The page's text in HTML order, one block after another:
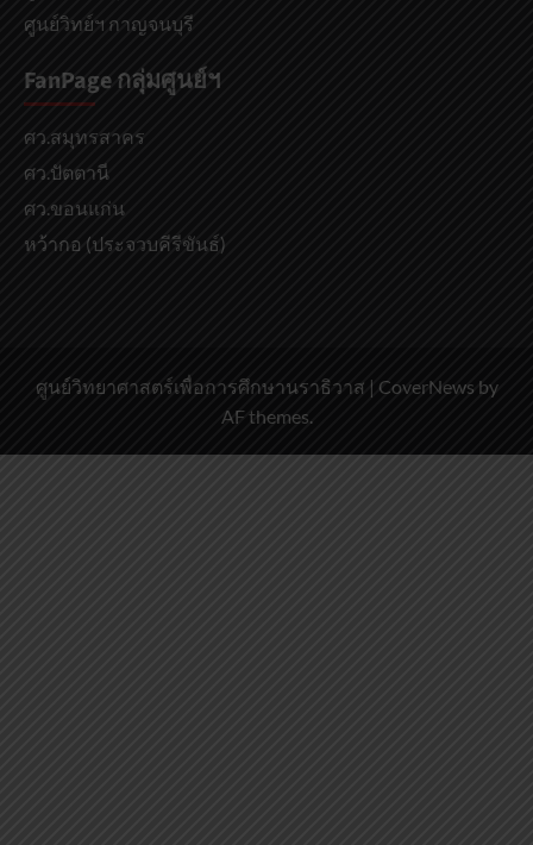
ศูนย์วิทย์ฯ กาญจนบุรี
FanPage กลุ่มศูนย์ฯ
ศว.สมุทรสาคร
ศว.ปัตตานี
ศว.ขอนแก่น
หว้ากอ (ประจวบคีรีขันธ์)
ศูนย์วิทยาศาสตร์เพื่อการศึกษานราธิวาส | CoverNews by
AF themes.